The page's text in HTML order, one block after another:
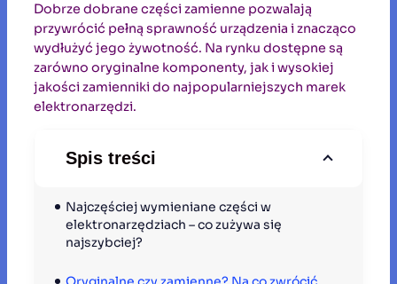
Dobrze dobrane części zamienne pozwalają
przywrócić pełną sprawność urządzenia i znacząco
wydłużyć jego żywotność. Na rynku dostępne są
zarówno oryginalne komponenty, jak i wysokiej
jakości zamienniki do najpopularniejszych marek
elektronarzędzi.
Spis treści
Najczęściej wymieniane części w
elektronarzędziach – co zużywa się
najszybciej?